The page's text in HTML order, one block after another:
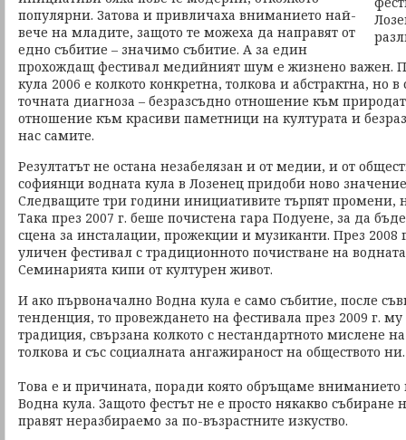
популярни. Затова и привличаха вниманието най-
вече на младите, защото те можеха да направят от
едно събитие – значимо събитие. А за един
прохождащ фестивал медийният шум е жизнено важен.
кула 2006 е колкото конкретна, толкова и абстрактна, но
точната диагноза – безразсъдно отношение към
отношение към красиви паметници на културата и
нас самите.
Резултатът не остана незабелязан и от медии, и от
софиянци водната кула в Лозенец придоби ново
Следващите три години инициативите търпят промени,
Така през 2007 г. беше почистена гара Подуене, за да
сцена за инсталации, прожекции и музиканти. През 2008
уличен фестивал с традиционното почистване на
Семинарията кипи от културен живот.
И ако първоначално Водна кула е само събитие, после
тенденция, то провеждането на фестивала през 2009 г. му
традиция, свързана колкото с нестандартното мислене
толкова и със социалната ангажираност на обществото ни.
Това е и причината, поради която обръщаме вниманието
Водна кула. Защото фестът не е просто някакво събиране
правят неразбираемо за по-възрастните изкуство.